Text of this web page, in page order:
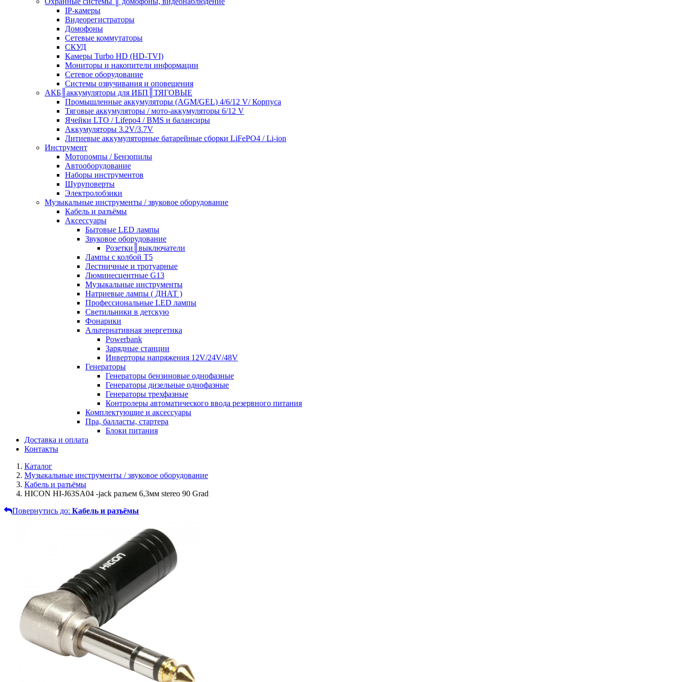
IP-камеры
Видеорегистраторы
Домофоны
Сетевые коммутаторы
СКУД
Камеры Turbo HD (HD-TVI)
Мониторы и накопители информации
Сетевое оборудование
Системы озвучивания и оповещения
АКБ║аккумуляторы для ИБП║ТЯГОВЫЕ
Промышленные аккумуляторы (AGM/GEL) 4/6/12 V/ Корпуса
Тяговые аккумуляторы / мото-аккумуляторы 6/12 V
Ячейки LTO / Lifepo4 / BMS и балансиры
Аккумуляторы 3.2V/3.7V
Литиевые аккумуляторные батарейные сборки LiFePO4 / Li-ion
Инструмент
Мотопомпы / Бензопилы
Автооборудование
Наборы инструментов
Шуруповерты
Электролобзики
Музыкальные инструменты / звуковое оборудование
Кабель и разъёмы
Аксессуары
Бытовые LED лампы
Звуковое оборудование
Розетки║выключатели
Лампы с колбой Т5
Лестничные и тротуарные
Люминесцентные G13
Музыкальные инструменты
Натриевые лампы ( ДНАТ )
Профессиональные LED лампы
Светильники в детскую
Фонарики
Альтернативная энергетика
Powerbank
Зарядные станции
Инверторы напряжения 12V/24V/48V
Генераторы
Генераторы бензиновые однофазные
Генераторы дизельные однофазные
Генераторы трехфазные
Контролеры автоматического ввода резервного питания
Комплектующие и аксессуары
Пра, балласты, стартера
Блоки питания
Доставка и оплата
Контакты
Каталог
Музыкальные инструменты / звуковое оборудование
Кабель и разъёмы
HICON HI-J63SA04 -jack разъем 6,3мм stereo 90 Grad
Повернутись до: Кабель и разъёмы